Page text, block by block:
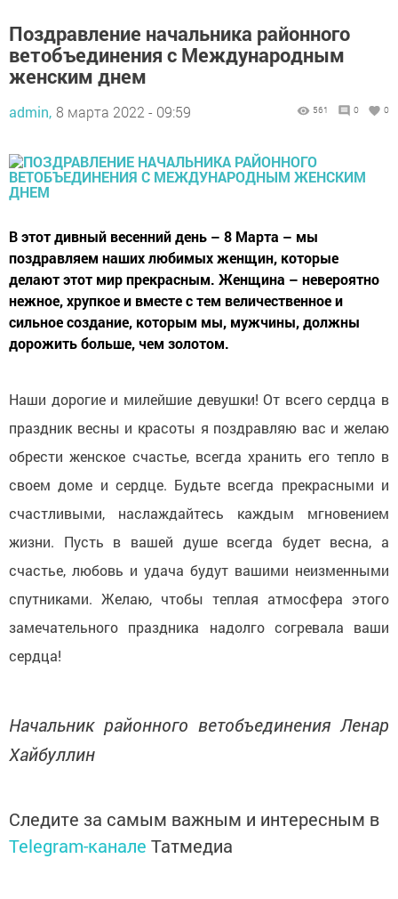
Поздравление начальника районного
ветобъединения с Международным
женским днем
admin, 8 марта 2022 - 09:59 561 0 0
В этот дивный весенний день – 8 Марта – мы
поздравляем наших любимых женщин, которые
делают этот мир прекрасным. Женщина – невероятно
нежное, хрупкое и вместе с тем величественное и
сильное создание, которым мы, мужчины, должны
дорожить больше, чем золотом.
Наши дорогие и милейшие девушки! От всего сердца в
праздник весны и красоты я поздравляю вас и желаю
обрести женское счастье, всегда хранить его тепло в
своем доме и сердце. Будьте всегда прекрасными и
счастливыми, наслаждайтесь каждым мгновением
жизни. Пусть в вашей душе всегда будет весна, а
счастье, любовь и удача будут вашими неизменными
спутниками. Желаю, чтобы теплая атмосфера этого
замечательного праздника надолго согревала ваши
сердца!
Начальник районного ветобъединения Ленар
Хайбуллин
Следите за самым важным и интересным в
Telegram-канале Татмедиа